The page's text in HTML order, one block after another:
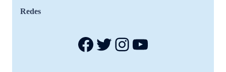
Redes
Facebook Twitter InstagramYouTube